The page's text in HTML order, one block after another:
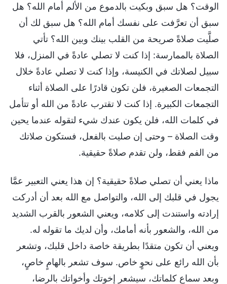
الوقت؟ هل سبق وبكيت بالدموع من الألم أمام الله؟ هل
سبق أن تعرَّفت على نفسك أمام الله؟ هل سبق لك أن
صلَّيت صلاةً صريحة من القلب بينك وبين الله؟ تأتي
الصلاة بالممارسة: إذا كنت لا تصلي عادةً في المنزل، فلا
سبيل لصلاتك في الكنيسة، وإذا كنت لا تصلي عادةً خلال
التجمعات الصغيرة، فلن تكون قادرًا على الصلاة أثناء
التجمعات الكبيرة. إذا كنت لا تقترب عادةً من الله أو تتأمل
في كلمات الله، فلن يكون عندك شيء لتقوله عندما يحين
وقت الصلاة – وحتى إن صليت بالفعل، فستكون صلاتك
من الفم فقط، ولن تقدم صلاةً حقيقية.
ماذا يعني أن تصلي صلاةً حقيقية؟ إن هذا يعني التعبير عمَّا
يجول في قلبك إلى الله، والتواصل مع الله بعد أن أدركت
إرادته واستندت إلى كلامه، ويعني الشعور بالقرب الشديد
من الله، والشعور بأنه أمامك، وأن لديك ما تقوله له.
ويعني أن تكون متقدًا بطريقة خاصة داخل قلبك، وتشعر
بأن الله رائع على نحوٍ خاص. سوف تشعر بالهامٍ خاصٍ،
وبعد سماع كلماتك، سيشعر إخوتك وأخواتك بالرضا،